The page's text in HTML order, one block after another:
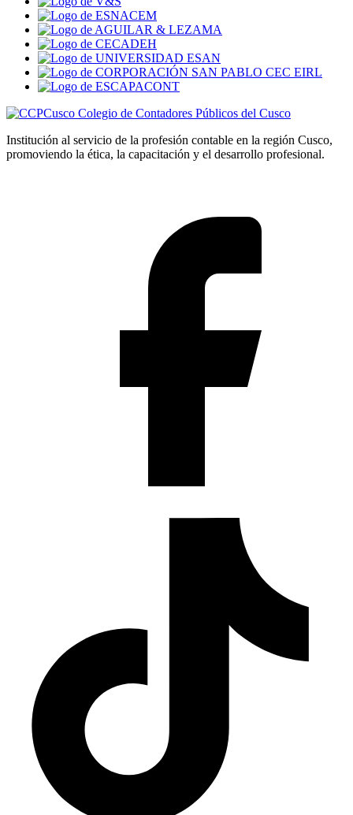
Colegio de Contadores Públicos del Cusco
Institución al servicio de la profesión contable en la región Cusco,
promoviendo la ética, la capacitación y el desarrollo profesional.